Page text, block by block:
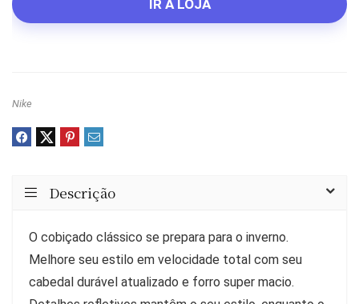
original
era:
atual
é:
IR À LOJA
Nike
Descrição
O cobiçado clássico se prepara para o inverno.
Melhore seu estilo em velocidade total com seu
cabedal durável atualizado e forro super macio.